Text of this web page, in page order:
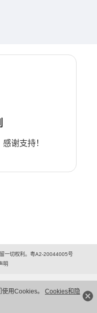
用Cookies。 Cookies和隐
谢支持！
一切权利。粤A2-20044005号
明